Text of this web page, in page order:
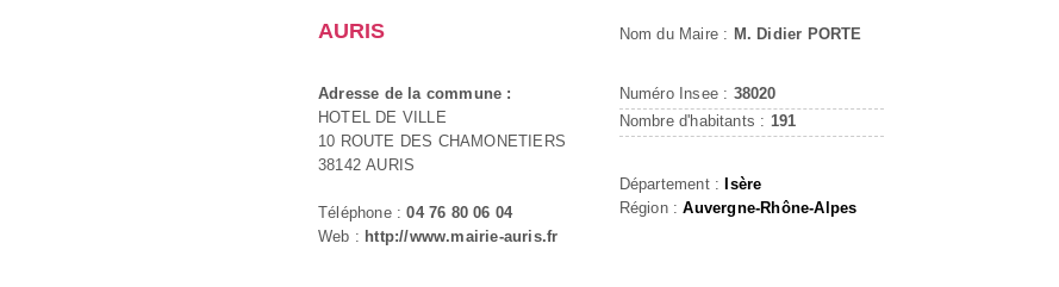
AURIS
Adresse de la commune :
HOTEL DE VILLE
10 ROUTE DES CHAMONETIERS
38142 AURIS
Téléphone :04 76 80 06 04
Web : http://www.mairie-auris.fr
Nom du Maire : M. Didier PORTE
Numéro Insee : 38020
Nombre d'habitants : 191
Département :
Isère
Région :Auvergne-Rhône-Alpes